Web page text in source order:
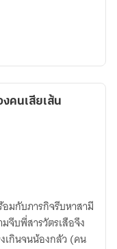
คนเสียเส้น
มกับภารกิจรีบหาสามี
จีบพี่สารวัตรเสือจึง
เกินจนน้องกลัว (คน